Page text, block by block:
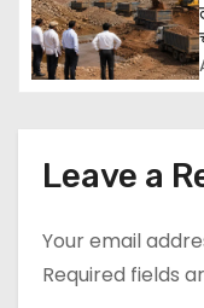
Leave a
Your email
Required fields